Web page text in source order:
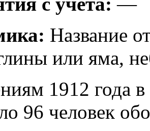
Название
или яма,
1912 года
96 человек